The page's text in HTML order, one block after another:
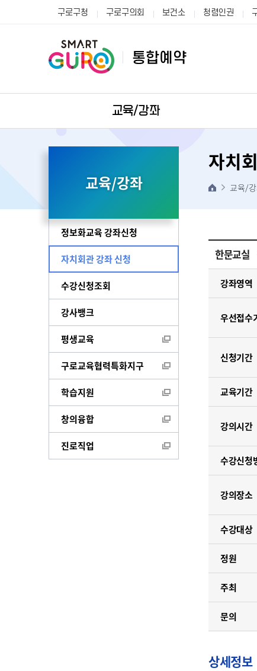
구로구청 구로구의회 보건소 청렴인권
교육/강좌
교육/강좌
정보화교육 강좌신청
자치회관 강좌 신청
수강신청조회
강사뱅크
평생교육
구로교육협력특화지구
학습지원
창의융합
진로직업
자치
교육/
한문교실
강좌영역
우선접수
신청기간
교육기간
강의시간
수강신청
강의장소
수강대상
정원
주최
문의
상세정보